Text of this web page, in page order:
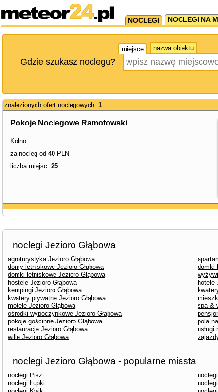
NOCLEGI NOCLEGI NA
miejsce nazwa obiektu
Gdzie szukasz noclegu?
znalezionych ofert noclegowych: 1
Pokoje Noclegowe Ramotowski
Kolno
za nocleg od 40 PLN
liczba miejsc: 25
noclegi Jezioro Głąbowa
agroturystyka Jezioro Głąbowa
domy letniskowe Jezioro Głąbowa
domki
domki letniskowe Jezioro Głąbowa
hostele Jezioro Głąbowa
hotele
kempingi Jezioro Głąbowa
kwatery prywatne Jezioro Głąbowa
motele Jezioro Głąbowa
spa &
ośrodki wypoczynkowe Jezioro Głąbowa
pokoje gościnne Jezioro Głąbowa
pola
restauracje Jezioro Głąbowa
usługi
wille Jezioro Głąbowa
noclegi Jezioro Głąbowa - popularne miasta
noclegi Pisz
noclegi Łupki